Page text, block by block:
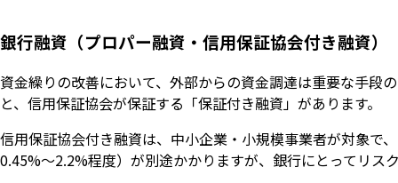
銀行融資（プロパー融資・信用保証協会付き融資）
資金繰りの改善において、外部からの資金調達は重要な手段
と、信用保証協会が保証する「保証付き融資」があります。
信用保証協会付き融資は、中小企業・小規模事業者が対象で
0.45%〜2.2%程度）が別途かかりますが、銀行にとってリス